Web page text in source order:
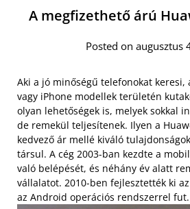
A megfizethető árú
Posted on augusztus
Aki a jó minőségű telefonokat keresi,
vagy iPhone modellek területén
olyan lehetőségek is, melyek sokkal
de remekül teljesítenek. Ilyen a
kedvező ár mellé kiváló
társul. A cég 2003-ban kezdte a
való belépését, és néhány év alatt
vállalatot. 2010-ben fejlesztették ki
az Android operációs rendszerrel fut.